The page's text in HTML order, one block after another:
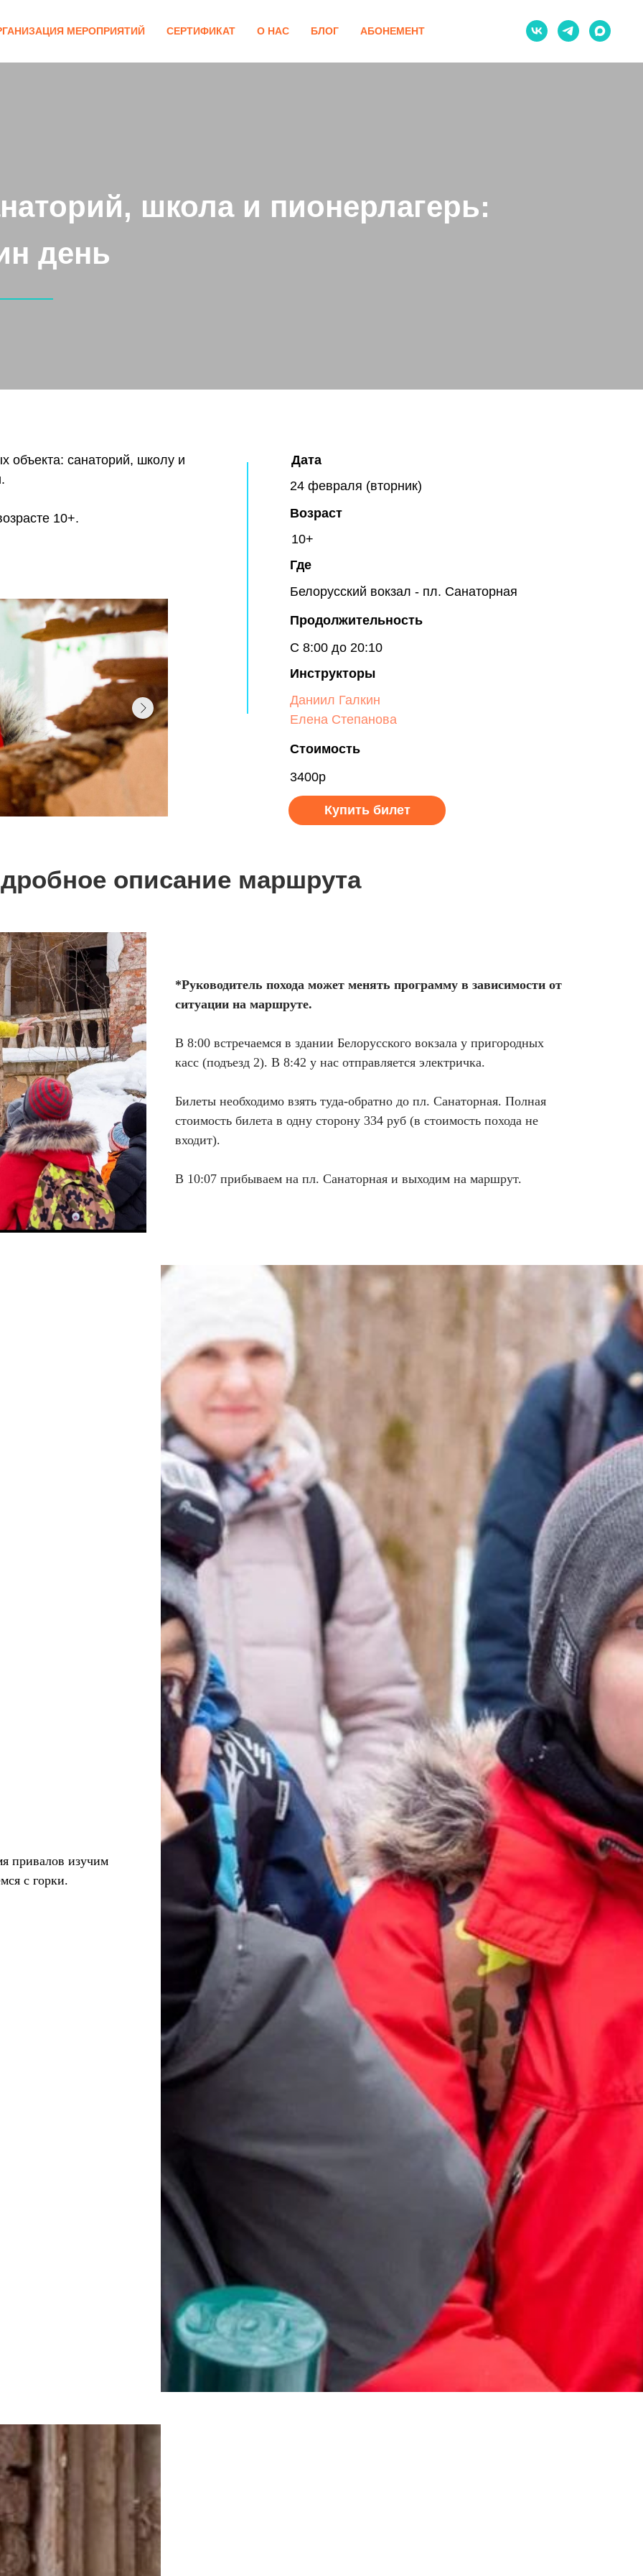
МЕРОПРИЯТИЙ СЕРТИФИКАТ О НАС БЛОГ АБОНЕМЕНТ
школа и пионерлагерь:
день
объекта: санаторий, школу и
10+.
Дата
Возраст
Где
Продолжительность
Стоимость
3400р
С 8:00 до 20:10
Белорусский вокзал - пл. Санаторная
10+
24 февраля (вторник)
Купить билет
Инструкторы
Даниил Галкин
Елена Степанова
описание маршрута
*Руководитель похода может менять программу в зависимости от
ситуации на маршруте.
В 8:00 встречаемся в здании Белорусского вокзала у пригородных
касс (подъезд 2). В 8:42 у нас отправляется электричка.
Билеты необходимо взять туда-обратно до пл. Санаторная. Полная
стоимость билета в одну сторону 334 руб (в стоимость похода не
входит).
В 10:07 прибываем на пл. Санаторная и выходим на маршрут.
привалов изучим
с горки.